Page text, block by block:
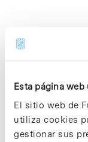
Esta página web
El sitio web de
utiliza cookies
gestionar sus
Sorry, no
Please try